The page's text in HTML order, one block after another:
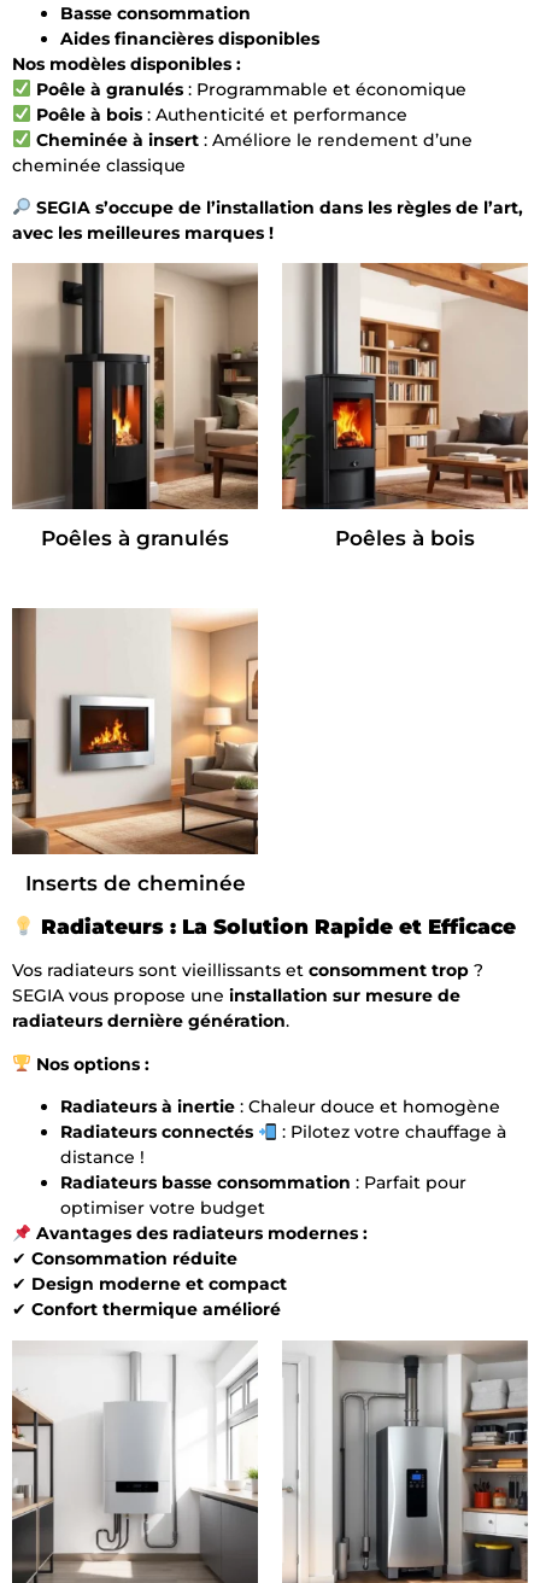
Basse consommation
Aides financières disponibles
Nos modèles disponibles :
Poêle à granulés: Programmable et économique
Poêle à bois: Authenticité et performance
Cheminée à insert: Améliore le rendement d’une
cheminée classique
SEGIA s’occupe de l’installation dans les règles de l’art,
avec les meilleures marques !
Poêles à granulés Poêles à bois
Inserts de cheminée
Radiateurs : La Solution Rapide et Efficace
Vos radiateurs sont vieillissants et consomment trop ?
SEGIA vous propose une installation sur mesure de
radiateurs dernière génération.
Nos options :
Radiateurs à inertie : Chaleur douce et homogène
Radiateurs connectés
: Pilotez votre chauffage à
distance !
Radiateurs basse consommation : Parfait pour
optimiser votre budget
Avantages des radiateurs modernes :
✔ Consommation réduite
✔ Design moderne et compact
✔ Confort thermique amélioré